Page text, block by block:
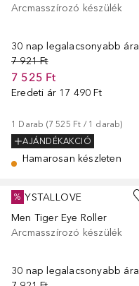
Arcmasszírozó készülék
30 nap legalacsonyabb ára
7 921 Ft
7 525 Ft
Eredeti ár 17 490 Ft
1 Darab (7 525 Ft / 1 darab)
AJÁNDÉKAKCIÓ
Hamarosan készleten
CRYSTALLOVE
Men Tiger Eye Roller
Arcmasszírozó készülék
30 nap legalacsonyabb ára
%